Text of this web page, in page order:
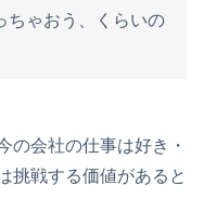
ちゃおう、くらいの
の会社の仕事は好き・
挑戦する価値があると